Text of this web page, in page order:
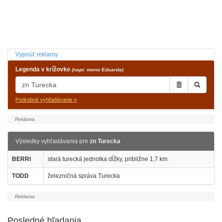
Vypnúť reklamy
Legenda v krížovke (napr. meno Eduarda)
Podrobné vyhľadávanie »
Výsledky vyhľadávania pre zn Turecka
BERRI stará turecká jednotka dĺžky, približne 1,7 km
TODD železničná správa Turecka